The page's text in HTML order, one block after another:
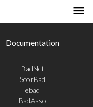
Documentation
BadNet
ScorBad
ebad
BadAsso